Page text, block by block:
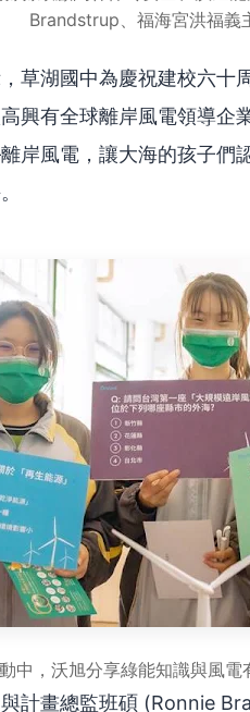
Brandstrup、福海宮洪福義
草湖國中為慶祝建校六十
興有全球離岸風電領導企
岸風電，讓大海的孩子們
，沃旭分享綠能知識與風電
計畫總監班碩 (Ronnie